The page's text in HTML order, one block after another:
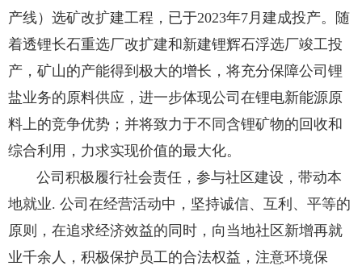
产线）选矿改扩建工程，已于2023年7月建成投产。随
着透锂长石重选厂改扩建和新建锂辉石浮选厂竣工投
产，矿山的产能得到极大的增长，将充分保障公司锂
盐业务的原料供应，进一步体现公司在锂电新能源原
料上的竞争优势；并将致力于不同含锂矿物的回收和
综合利用，力求实现价值的最大化。
公司积极履行社会责任，参与社区建设，带动本
地就业. 公司在经营活动中，坚持诚信、互利、平等的
原则，在追求经济效益的同时，向当地社区新增再就
业千余人，积极保护员工的合法权益，注意环境保